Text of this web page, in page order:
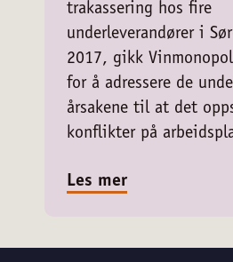
trakassering hos fire
underleverandører i
2017, gikk
for å adressere de
årsakene til at det
konflikter på
Les mer